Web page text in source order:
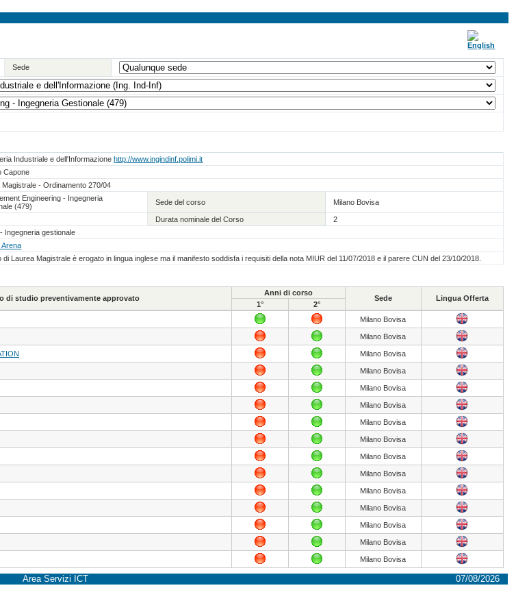
Sede
Industriale e dell'Informazionehttp://www.ingindinf.polimi.it
Capone
Magistrale - Ordinamento 270/04
Engineering - Ingegneria
(479)
Sede del corso Milano Bovisa
Durata nominale del Corso
2
Ingegneria gestionale
di Laurea Magistrale è erogato in lingua inglese ma il manifesto soddisfa i requisiti della nota MIUR del 11/07/2018 e il parere CUN del 23/10/2018.
di studio preventivamente approvato
Anni di corso
Sede Lingua Offerta
1°
2°
Milano Bovisa
Milano Bovisa
Milano Bovisa
Milano Bovisa
Milano Bovisa
Milano Bovisa
Milano Bovisa
Milano Bovisa
Milano Bovisa
Milano Bovisa
Milano Bovisa
Milano Bovisa
Milano Bovisa
Milano Bovisa
Milano Bovisa
Area Servizi ICT 07/08/2026